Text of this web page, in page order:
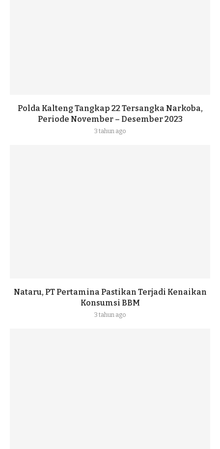
Polda Kalteng Tangkap 22 Tersangka Narkoba,
Periode November – Desember 2023
3 tahun ago
Nataru, PT Pertamina Pastikan Terjadi Kenaikan
Konsumsi BBM
3 tahun ago